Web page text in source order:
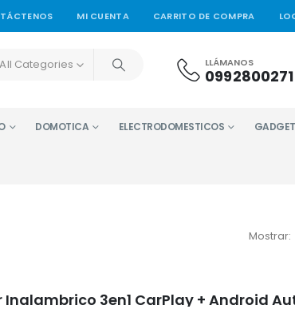
MI CUENTA CARRITO DE COMPRA
All Categories LLÁMANOS
0992800271
DOMOTICA ELECTRODOMESTICOS
Mostrar:
3en1 CarPlay + Android